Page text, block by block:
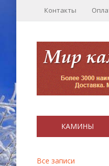
Контакты
КАМИНЫ
Все записи